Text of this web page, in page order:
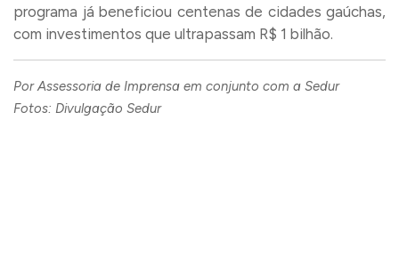
programa já beneficiou centenas de cidades gaúchas,
com investimentos que ultrapassam R$ 1 bilhão.
Por Assessoria de Imprensa em conjunto com a Sedur
Fotos: Divulgação Sedur